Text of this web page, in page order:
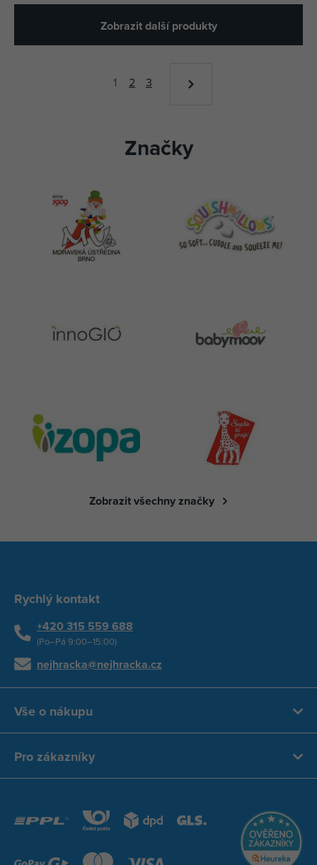
Zobrazit další produkty
1 2 3
Značky
Zobrazit všechny značky
Rychlý kontakt
+420 315 559 688
(Po–Pá 9:00–15:00)
nejhracka@nejhracka.cz
Vše o nákupu
Pro zákazníky